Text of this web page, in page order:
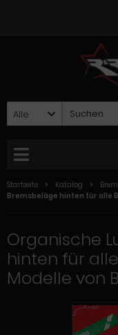
Alle
Startseite Katalog
Bremsbeläge hinten für alle
Organische
hinten für alle
Modelle von